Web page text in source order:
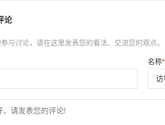
论
与讨论，请在这里发表您的看法、交流您的观点。
名称*